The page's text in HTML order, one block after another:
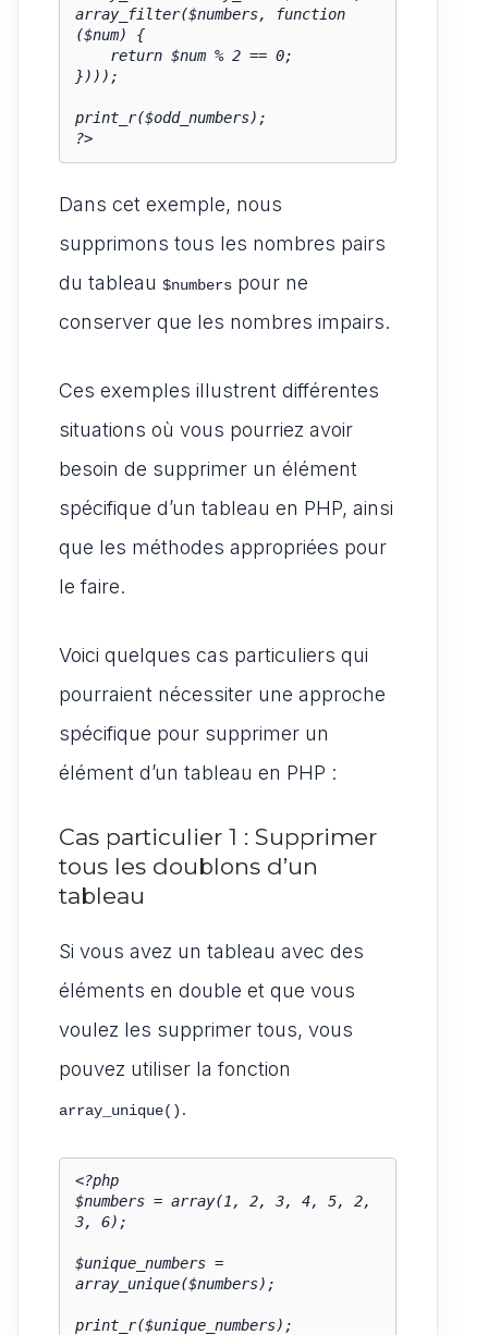
array_filter($numbers, function
($num) {
})));
print_r($odd_numbers);
?>
Dans cet exemple, nous
supprimons tous les nombres pairs
du tableau $numbers pour ne
conserver que les nombres impairs.
Ces exemples illustrent différentes
situations où vous pourriez avoir
besoin de supprimer un élément
spécifique d’un tableau en PHP, ainsi
que les méthodes appropriées pour
le faire.
Voici quelques cas particuliers qui
pourraient nécessiter une approche
spécifique pour supprimer un
élément d’un tableau en PHP :
Cas particulier 1 : Supprimer
tous les doublons d’un
tableau
Si vous avez un tableau avec des
éléments en double et que vous
voulez les supprimer tous, vous
pouvez utiliser la fonction
array_unique() .
<?php
$numbers = array(1, 2, 3, 4, 5, 2,
3, 6);
$unique_numbers =
array_unique($numbers);
print_r($unique_numbers);